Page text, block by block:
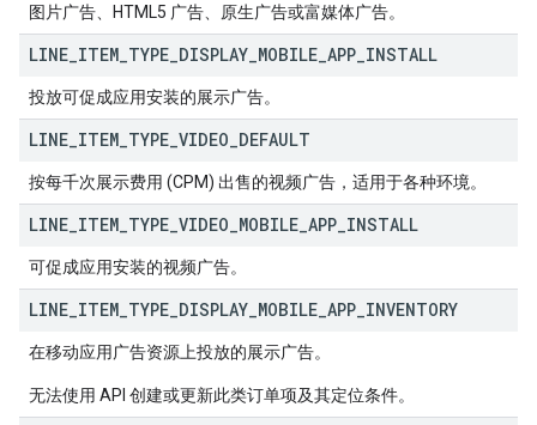
图片广告、HTML5 广告、原生广告或富媒体广告。
LINE ITEM TYPE DISPLAY MOBILE APP INSTALL
投放可促成应用安装的展示广告。
LINE ITEM TYPE VIDEO DEFAULT
按每千次展示费用 (CPM) 出售的视频广告，适用于各种环境。
LINE ITEM TYPE VIDEO MOBILE APP INSTALL
可促成应用安装的视频广告。
LINE ITEM TYPE DISPLAY MOBILE APP INVENTORY
在移动应用广告资源上投放的展示广告。
无法使用 API 创建或更新此类订单项及其定位条件。